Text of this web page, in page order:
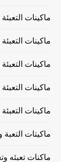
ماكينات
ماكينات
ماكينات
ماكينات
ماكينات
ماكيتات التعبة
ماكنات تعبئه